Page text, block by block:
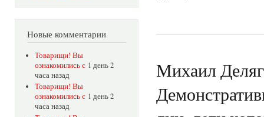
Новые комментарии
Товарищи! Вы
ознакомились с 1 день 2
часа назад
Товарищи! Вы
ознакомились с 1 день 2
часа назад
Михаил